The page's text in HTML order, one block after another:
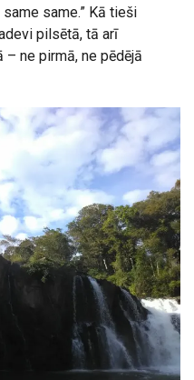
same.” Kā tieši
pilsētā, tā arī
ne pirmā, ne pēdējā